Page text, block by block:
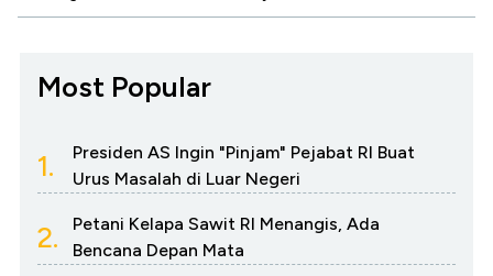
Most Popular
1.
Presiden AS Ingin "Pinjam" Pejabat RI Buat
Urus Masalah di Luar Negeri
2.
Petani Kelapa Sawit RI Menangis, Ada
Bencana Depan Mata